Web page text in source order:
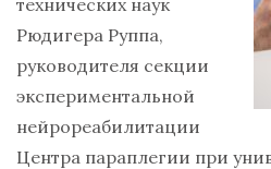
технических наук
Рюдигера Руппа,
руководителя секции
экспериментальной
нейрореабилитации
Центра параплегии при